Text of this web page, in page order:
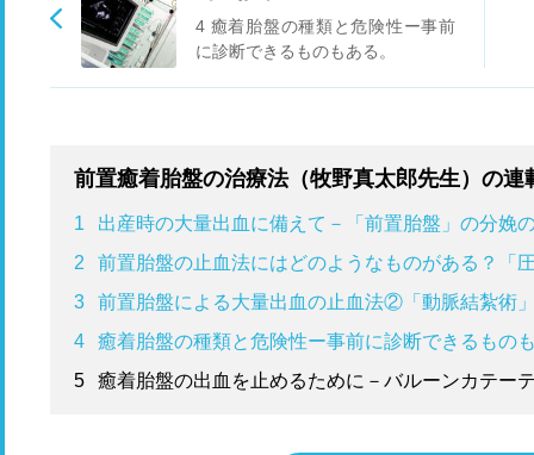
4 癒着胎盤の種類と危険性ー事前
に診断できるものもある。
前置癒着胎盤の治療法（牧野真太郎先生）の連
1
出産時の大量出血に備えて－「前置胎盤」の分娩
2
前置胎盤の止血法にはどのようなものがある？「
3
前置胎盤による大量出血の止血法②「動脈結紮術
4
癒着胎盤の種類と危険性ー事前に診断できるもの
5
癒着胎盤の出血を止めるために－バルーンカテー